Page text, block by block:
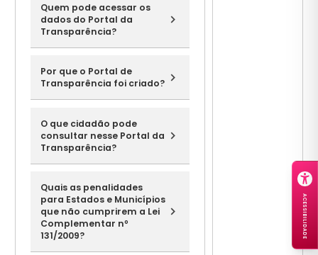
Quem pode acessar os
dados do Portal da
Transparência?
Por que o Portal de
Transparência foi criado?
O que cidadão pode
consultar nesse Portal da
Transparência?
Quais as penalidades
para Estados e Municípios
que não cumprirem a Lei
Complementar nº
131/2009?
ACESSIBILIDADE